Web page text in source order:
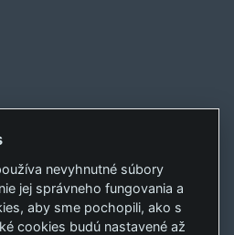
nevyhnutné súbory
jej správneho fungovania a
aby sme pochopili, ako s
cookies budú nastavené až